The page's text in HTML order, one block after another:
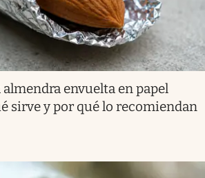
envuelta en papel
sirve y por qué lo recomiendan